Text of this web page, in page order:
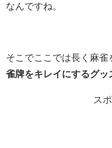
なんですね。
そこでここでは長く麻雀
雀牌をキレイにするグッ
ス